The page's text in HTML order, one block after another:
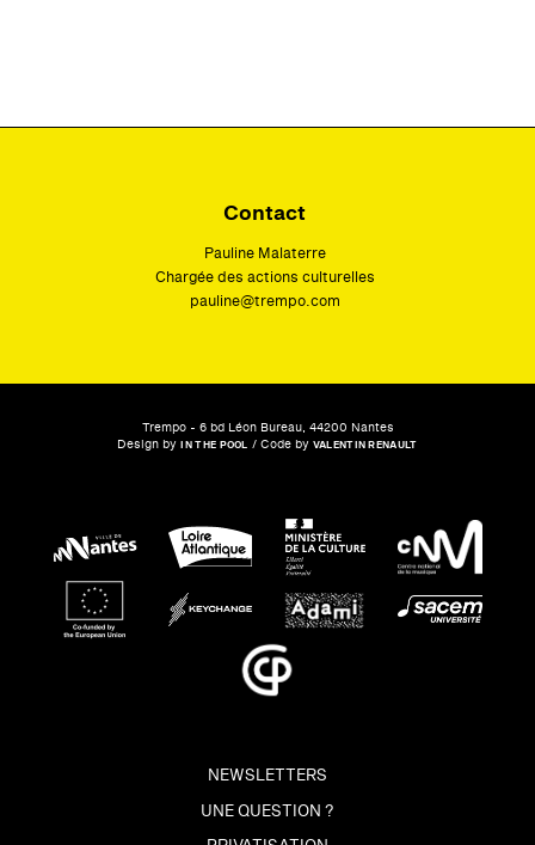
Contact
Pauline Malaterre
Chargée des actions culturelles
pauline@trempo.com
Trempo - 6 bd Léon Bureau, 44200 Nantes
Design byIN THE POOL / Code by VALENTIN RENAULT
NEWSLETTERS
UNE QUESTION ?